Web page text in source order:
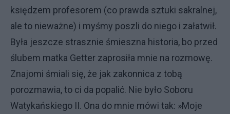
księdzem profesorem (co prawda sztuki sakralnej,
ale to nieważne) i myśmy poszli do niego i załatwił.
Była jeszcze strasznie śmieszna historia, bo przed
ślubem matka Getter zaprosiła mnie na rozmowę.
Znajomi śmiali się, że jak zakonnica z tobą
porozmawia, to ci da popalić. Nie było Soboru
Watykańskiego II. Ona do mnie mówi tak: »Moje